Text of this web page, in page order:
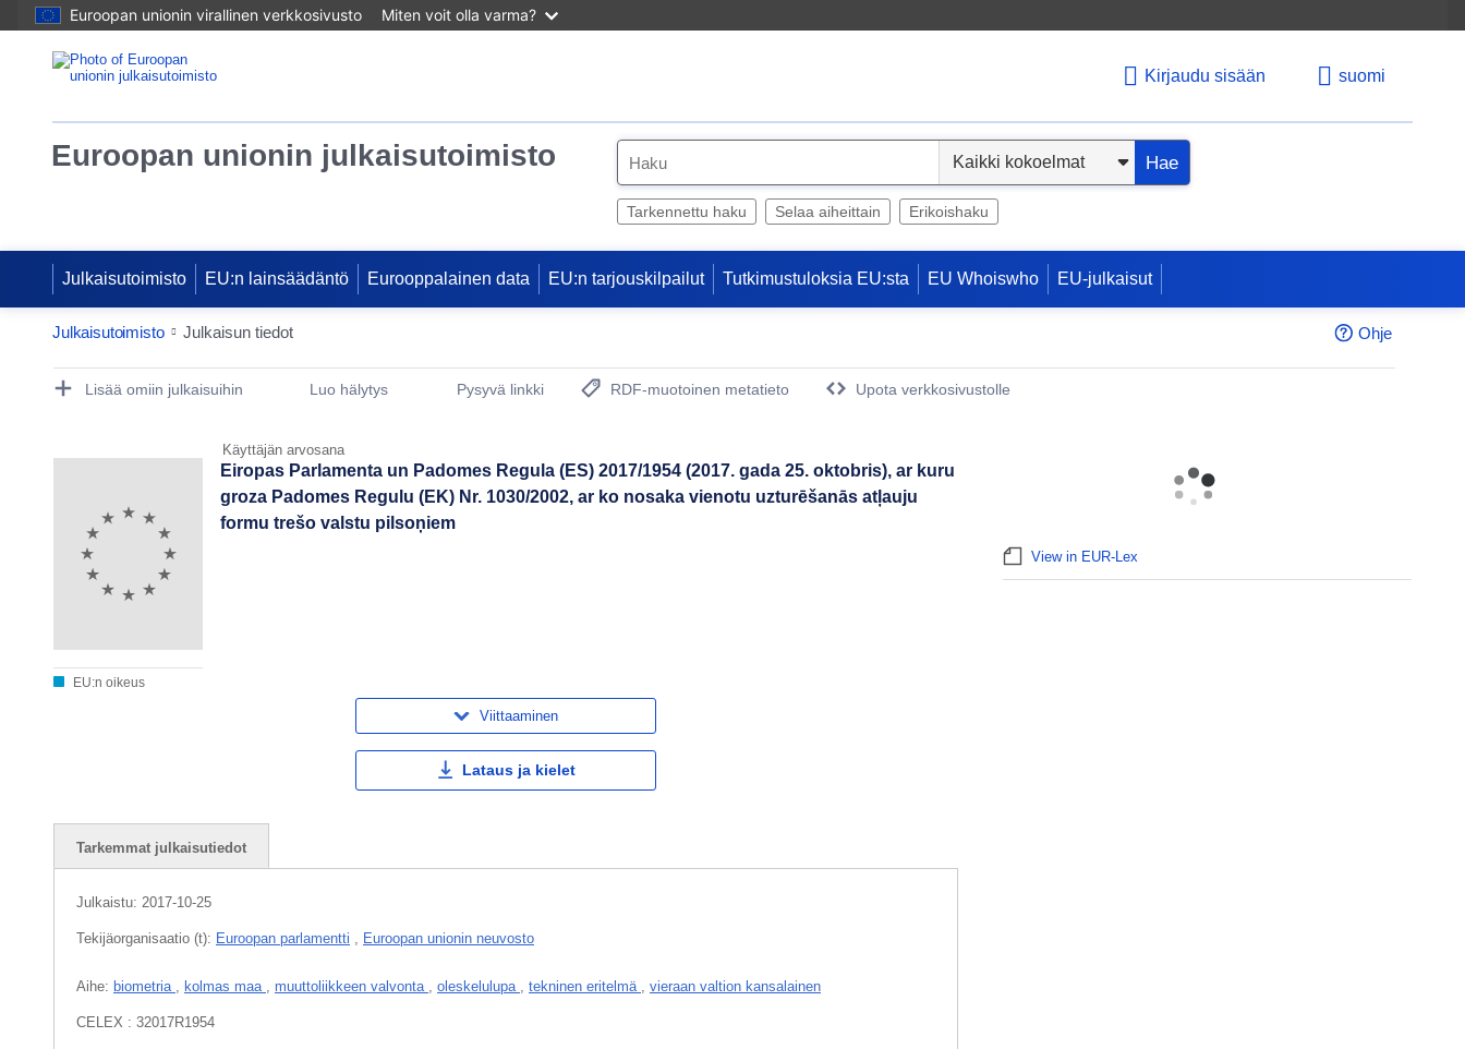
Euroopan unionin virallinen verkkosivusto Miten voit olla varma?
Kirjaudu sisään suomi
Euroopan unionin julkaisutoimisto
e
Hae
Tarkennettu haku Selaa aiheittain Erikoishaku
Julkaisutoimisto EU:n lainsäädäntö Eurooppalainen data EU:n tarjouskilpailut Tutkimustuloksia EU:sta EU Whoiswho EU-julkaisut
Julkaisutoimisto Julkaisun tiedot Ohje
Publication Detail Actions Portlet
Lisää omiin julkaisuihin Luo hälytys Pysyvä linkki
RDF-muotoinen metatieto
Upota verkkosivustolle
Käyttäjän arvosana
EU:n oikeus
Eiropas Parlamenta un Padomes Regula (ES) 2017/1954 (2017. gada 25. oktobris), ar kuru
groza Padomes Regulu (EK) Nr. 1030/2002, ar ko nosaka vienotu uzturēšanās atļauju
formu trešo valstu pilsoņiem
Viittaaminen
Lataus ja kielet
Tarkemmat julkaisutiedot
Julkaistu: 2017-10-25
Tekijäorganisaatio (t): Euroopan parlamentti , Euroopan unionin neuvosto
Aihe: biometria , kolmas maa , muuttoliikkeen valvonta , oleskelulupa , tekninen eritelmä , vieraan valtion kansalainen
CELEX : 32017R1954
View in EUR-Lex